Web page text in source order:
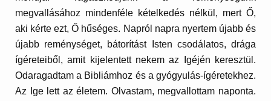
megvallásához mindenféle kételkedés nélkül, mert Ő,
aki kérte ezt, Ő hűséges. Napról napra nyertem újabb és
újabb reménységet, bátorítást Isten csodálatos, drága
ígéreteiből, amit kijelentett nekem az Igéjén keresztül.
Odaragadtam a Bibliámhoz és a gyógyulás-ígéretekhez.
Az Ige lett az életem. Olvastam, megvallottam naponta.